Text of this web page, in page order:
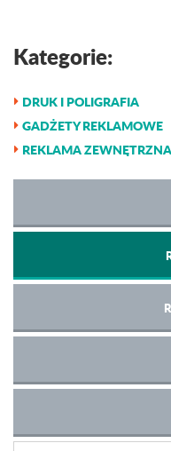
Kategorie:
DRUK I POLIGRAFIA
GADŻETY REKLAMOWE
REKLAMA